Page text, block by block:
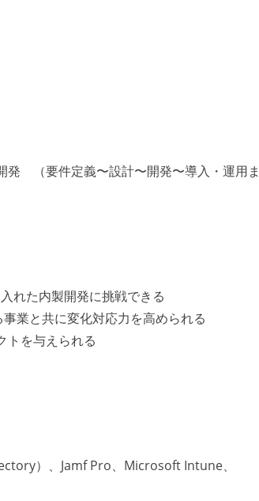
発 （要件定義〜設計〜開発〜導入・運用
れた内製開発に挑戦できる
業と共に変化対応力を高められる
トを与えられる
）、Jamf Pro、Microsoft Intune、